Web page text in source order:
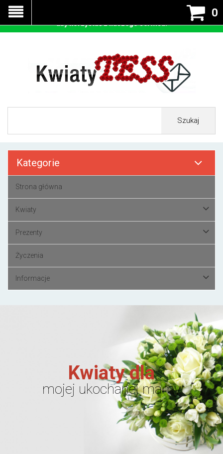
0
Szukaj
Kategorie
Strona główna
Kwiaty
Prezenty
Życzenia
Informacje
Kwiaty dla
mojej ukochanej mamy
Nasza strona korzysta z cookies - czyli tzw ciastek w celu
prawidłowego działania. Zaakceptuj przyjmowanie cookies
aby korzystać z naszego serwisu.